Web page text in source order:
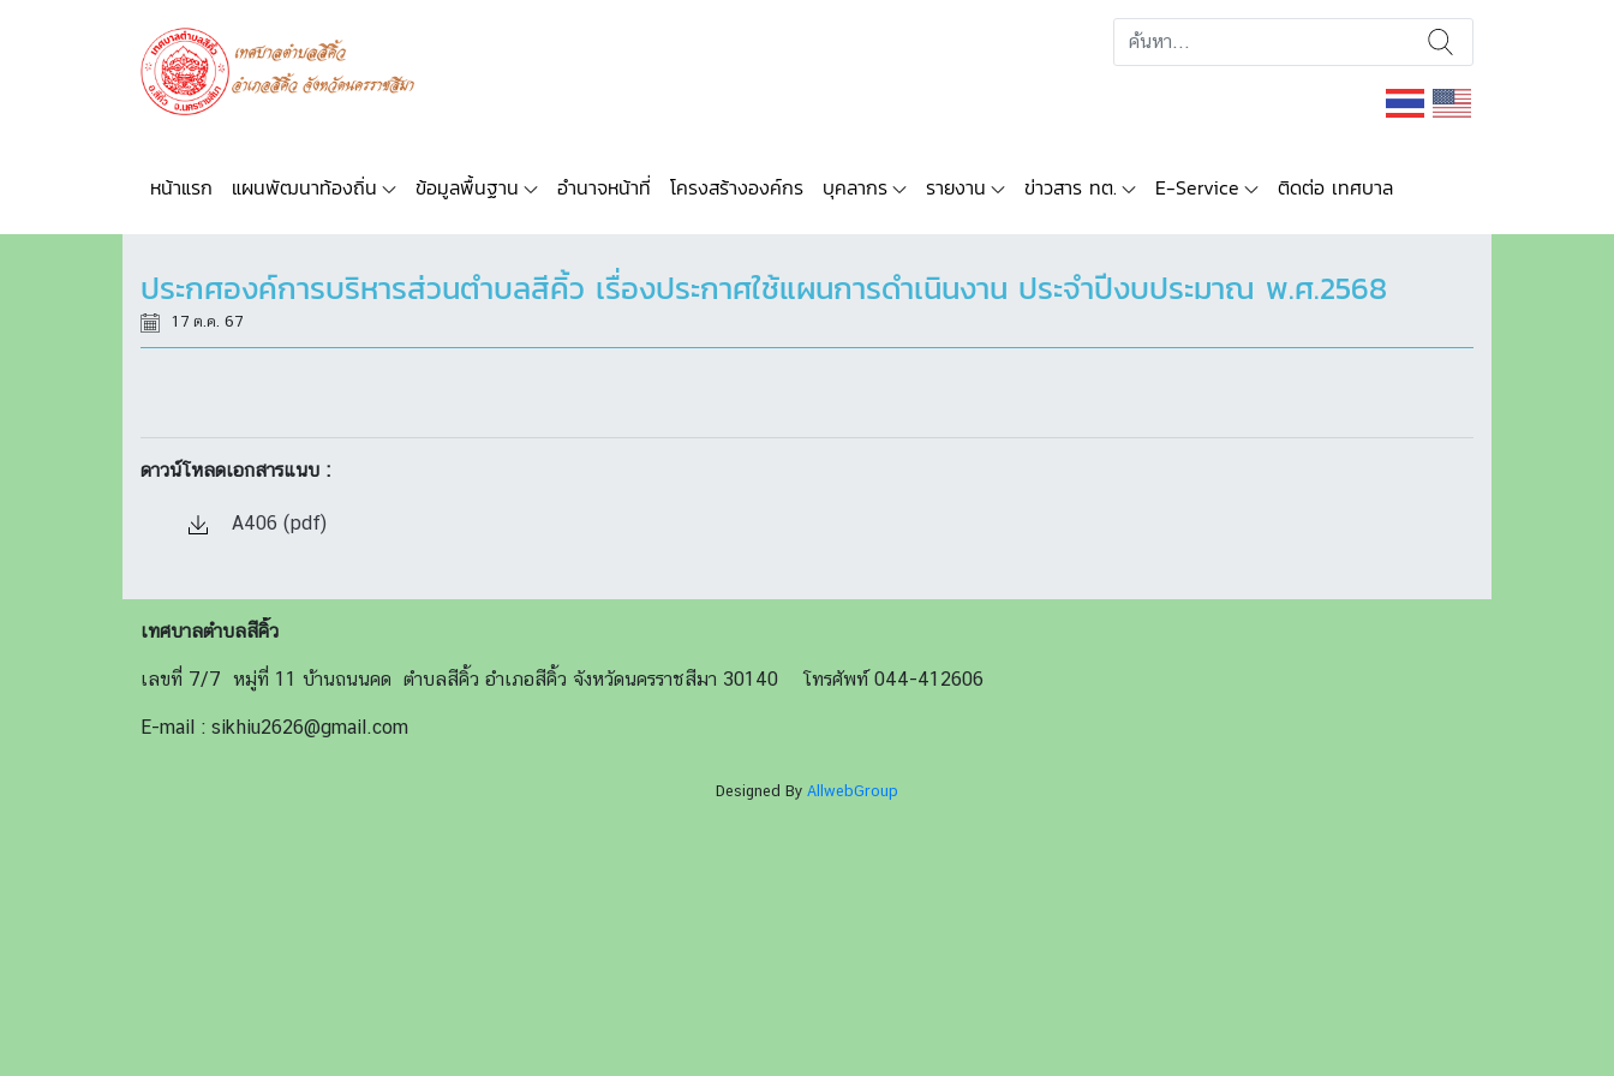
หน้าแรก แผนพัฒนาท้องถิ่น ข้อมูลพื้นฐาน อำนาจหน้าที่ โครงสร้างองค์กร บุคลากร รายงาน ข่าวสาร ทต. E-Service ติดต่อ เทศบาล
ประกศองค์การบริหารส่วนตำบลสีคิ้ว เรื่องประกาศใช้แผนการดำเนินงาน ประจำปีงบประมาณ พ.ศ.2568
17 ต.ค. 67
ดาวน์โหลดเอกสารแนบ :
A406 (pdf)
เทศบาลตำบลสีคิ้ว
เลขที่ 7/7 หมู่ที่ 11 บ้านถนนคด ตำบลสีคิ้ว อำเภอสีคิ้ว จังหวัดนครราชสีมา 30140 โทรศัพท์ 044-412606
E-mail : sikhiu2626@gmail.com
Designed By AllwebGroup